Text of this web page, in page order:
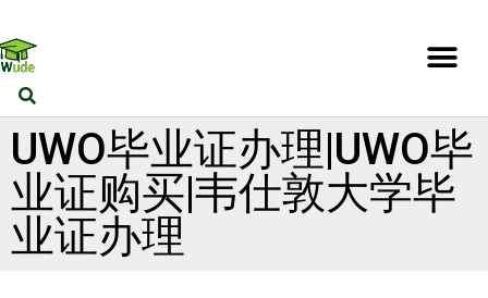
UWO毕业证办理|UWO毕
业证购买|韦仕敦大学毕
业证办理